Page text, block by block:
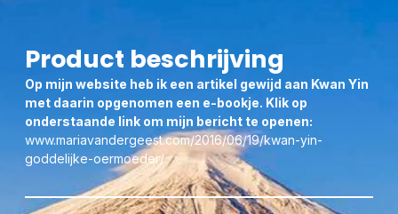
TIP:
Kijk ook eens bij de
eMUria Healing MP3’s,
door Kwan Yin geleide Healing te beluisteren tijdens
je meditatie, waaronder de Mp3’s met de nrs:
14, 15, 16, 17, 22.
LeMUria kaars 2:
door Kwan Yin gewijd
Product beschrijving
Op mijn website heb ik een artikel gewijd aan Kwan Yin
met daarin opgenomen een e-bookje. Klik op
onderstaande link om mijn bericht te openen:
www.mariavandergeest.com/2016/06/19/kwan-yin-
goddelijke-oermoeder/